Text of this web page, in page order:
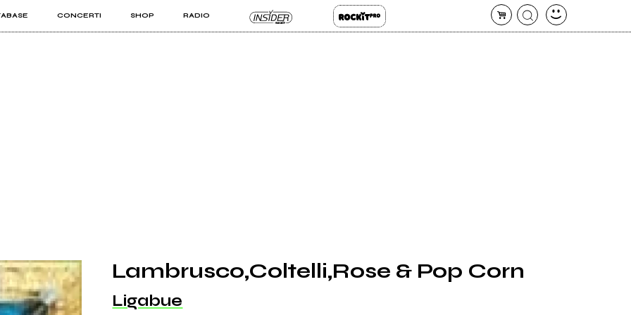
CONCERTI SHOP RADIO
PRO
Lambrusco,Coltelli,Rose & Pop Corn
Ligabue